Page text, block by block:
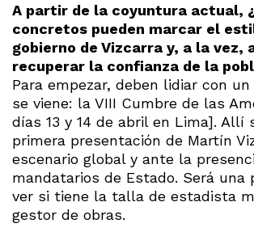
A partir de la coyuntura actual,
concretos pueden marcar el
gobierno de Vizcarra y, a la vez,
recuperar la confianza de la
Para empezar, deben lidiar con
se viene: la VIII Cumbre de las
días 13 y 14 de abril en Lima]. Allí
primera presentación de Martín
escenario global y ante la
mandatarios de Estado. Será una
ver si tiene la talla de estadista
gestor de obras.